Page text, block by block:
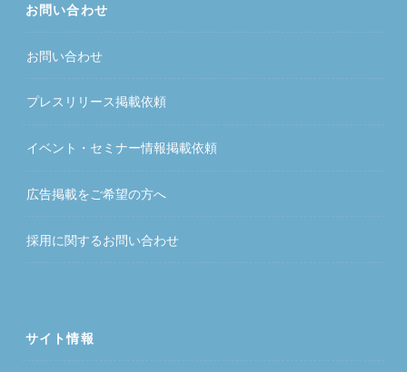
お問い合わせ
お問い合わせ
プレスリリース掲載依頼
イベント・セミナー情報掲載依頼
広告掲載をご希望の方へ
採用に関するお問い合わせ
サイト情報